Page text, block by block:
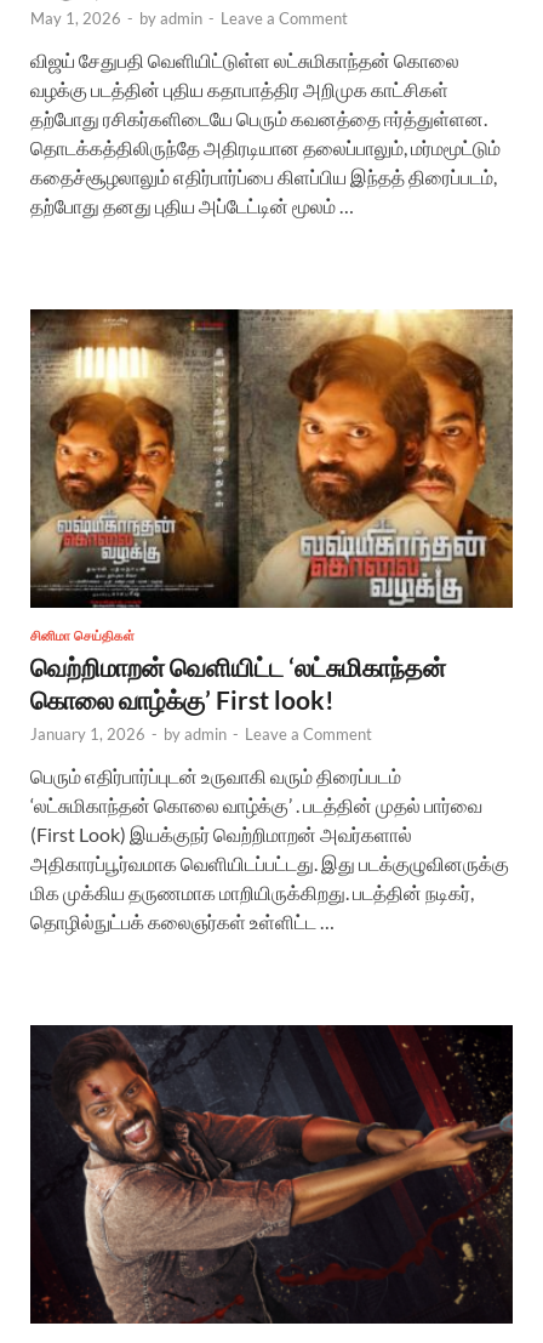
May 1, 2026 - byadmin - Leave a Comment
விஜய் சேதுபதி வெளியிட்டுள்ள லட்சுமிகாந்தன் கொலை
வழக்கு படத்தின் புதிய கதாபாத்திர அறிமுக காட்சிகள்
தற்போது ரசிகர்களிடையே பெரும் கவனத்தை ஈர்த்துள்ளன.
தொடக்கத்திலிருந்தே அதிரடியான தலைப்பாலும், மர்மமூட்டும்
கதைச்சூழலாலும் எதிர்பார்ப்பை கிளப்பிய இந்தத் திரைப்படம்,
தற்போது தனது புதிய அப்டேட்டின் மூலம் …
சினிமா செய்திகள்
வெற்றிமாறன் வெளியிட்ட ‘லட்சுமிகாந்தன்
கொலை வாழ்க்கு’ First look!
January 1, 2026 - byadmin - Leave a Comment
பெரும் எதிர்பார்ப்புடன் உருவாகி வரும் திரைப்படம்
‘லட்சுமிகாந்தன் கொலை வாழ்க்கு’ . படத்தின் முதல் பார்வை
(First Look) இயக்குநர் வெற்றிமாறன் அவர்களால்
அதிகாரப்பூர்வமாக வெளியிடப்பட்டது. இது படக்குழுவினருக்கு
மிக முக்கிய தருணமாக மாறியிருக்கிறது. படத்தின் நடிகர்,
தொழில்நுட்பக் கலைஞர்கள் உள்ளிட்ட …